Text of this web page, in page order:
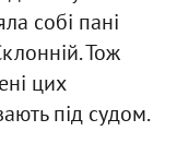
собі пані
Тож
цих
під судом.